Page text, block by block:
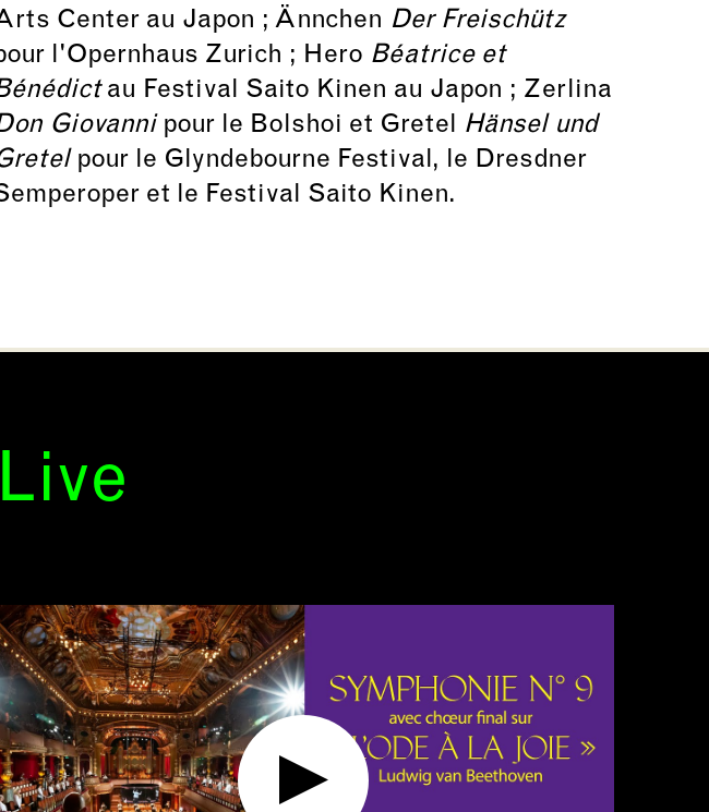
Center au Japon ; Ännchen Der Freischütz
l'Opernhaus Zurich ; Hero Béatrice et
au Festival Saito Kinen au Japon ; Zerlina
Giovannipour le Bolshoi et Gretel Hänsel und
pour le Glyndebourne Festival, le Dresdner
et le Festival Saito Kinen.